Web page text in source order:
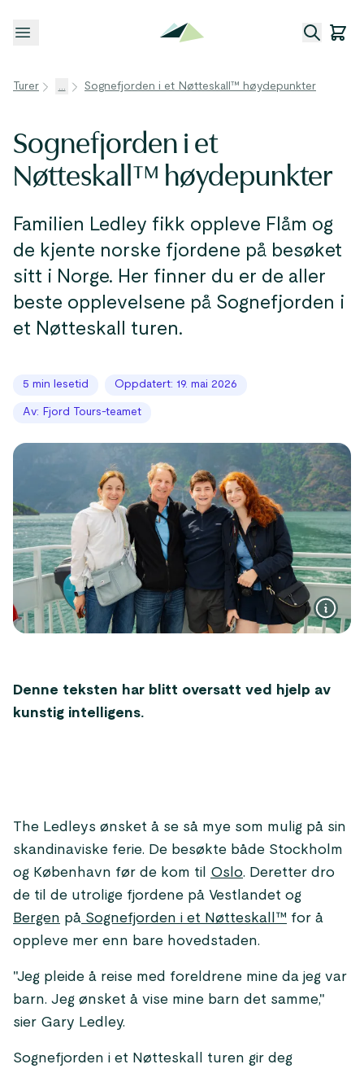
Åpne meny
Turer ... Sognefjorden i et Nøtteskall™ høydepunkter
Sognefjorden i et
Nøtteskall™ høydepunkter
Familien Ledley fikk oppleve Flåm og
de kjente norske fjordene på besøket
sitt i Norge. Her finner du er de aller
beste opplevelsene på Sognefjorden i
et Nøtteskall turen.
5 min lesetid Oppdatert: 19. mai 2026
Av: Fjord Tours-teamet
Denne teksten har blitt oversatt ved hjelp av
kunstig intelligens.
The Ledleys ønsket å se så mye som mulig på sin
skandinaviske ferie. De besøkte både Stockholm
og København før de kom til Oslo. Deretter dro
de til de utrolige fjordene på Vestlandet og
Bergen på Sognefjorden i et Nøtteskall™ for å
oppleve mer enn bare hovedstaden.
"Jeg pleide å reise med foreldrene mine da jeg var
barn. Jeg ønsket å vise mine barn det samme,"
sier Gary Ledley.
Sognefjorden i et Nøtteskall turen gir deg